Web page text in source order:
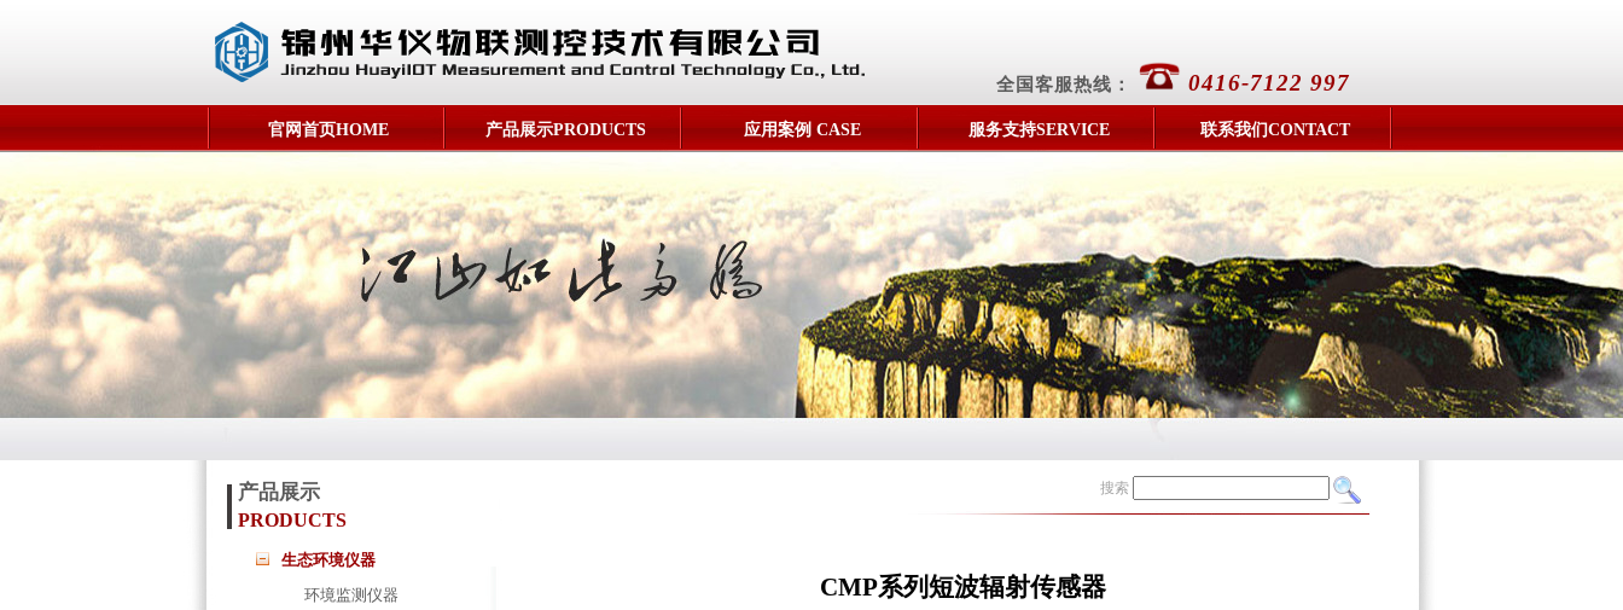
全国客服热线： 0416-7122 997
官网首页HOME 产品展示PRODUCTS 应用案例 CASE 服务支持SERVICE 联系我们CONTACT
产品展示
PRODUCTS
生态环境仪器
环境监测仪器
搜索
CMP系列短波辐射传感器